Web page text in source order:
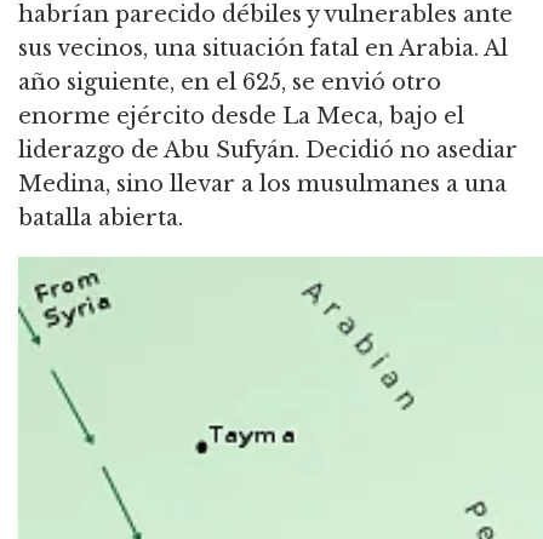
habrían parecido débiles y vulnerables ante
sus vecinos, una situación fatal en Arabia. Al
año siguiente, en el 625, se envió otro
enorme ejército desde La Meca, bajo el
liderazgo de Abu Sufyán. Decidió no asediar
Medina, sino llevar a los musulmanes a una
batalla abierta.